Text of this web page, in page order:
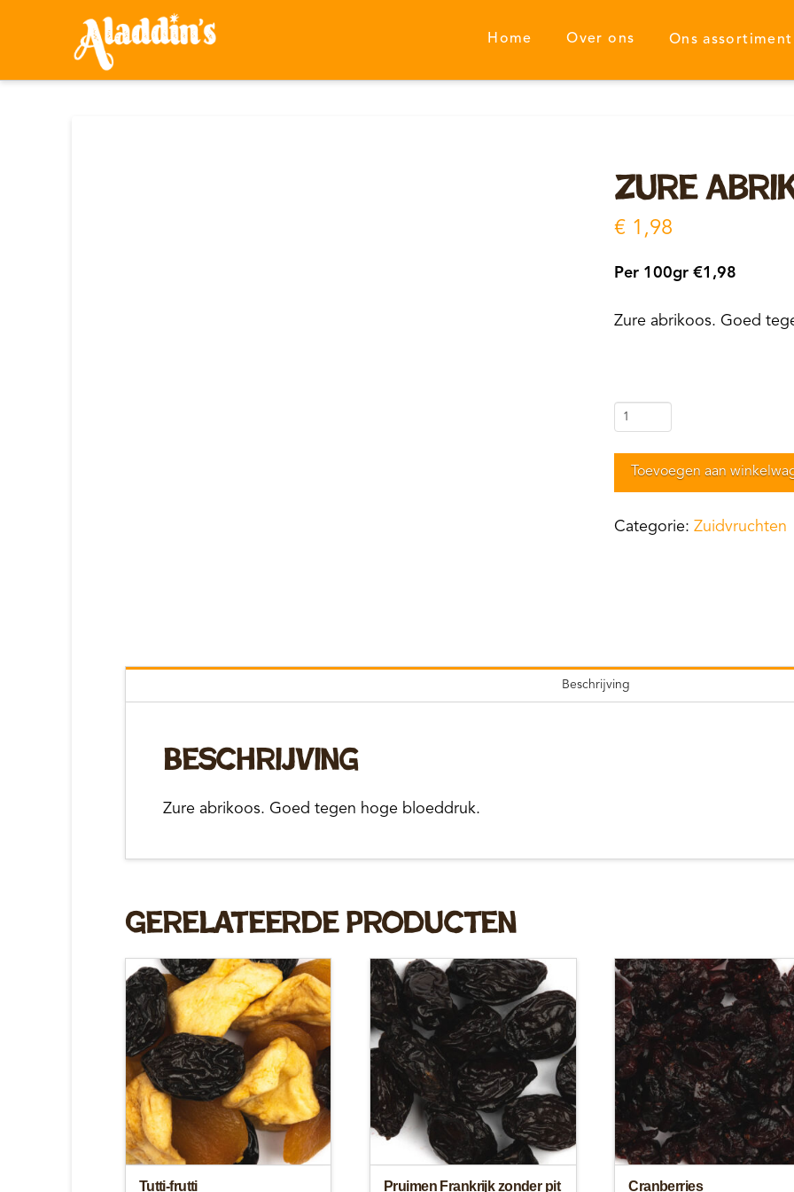
Home Over ons Ons assortiment
Zure
€ 1,98
Per 100gr €1,98
Zure abrikoos. Goed
Zure
aantal
Toevoegen aan
Categorie:Zuidvruchten
Beschrijving
Beschrijving
Zure abrikoos. Goed tegen hoge bloeddruk.
Gerelateerde Producten
Tutti-frutti Pruimen Frankrijk zonder pit Cranberries